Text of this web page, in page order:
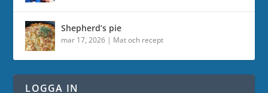
Shepherd’s pie
mar 17, 2026 | Mat och recept
LOGGA IN